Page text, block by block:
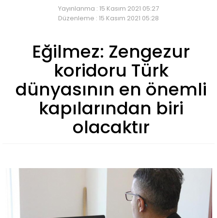
Yayınlanma : 15 Kasım 2021 05:27
Düzenleme : 15 Kasım 2021 05:28
Eğilmez: Zengezur
koridoru Türk
dünyasının en önemli
kapılarından biri
olacaktır